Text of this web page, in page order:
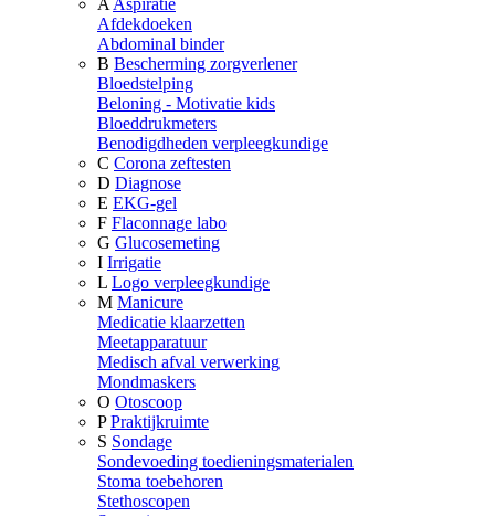
A Aspiratie
Afdekdoeken
Abdominal binder
B Bescherming zorgverlener
Bloedstelping
Beloning - Motivatie kids
Bloeddrukmeters
Benodigdheden verpleegkundige
C Corona zeftesten
D Diagnose
E EKG-gel
F Flaconnage labo
G Glucosemeting
I Irrigatie
L Logo verpleegkundige
M Manicure
Medicatie klaarzetten
Meetapparatuur
Medisch afval verwerking
Mondmaskers
O Otoscoop
P Praktijkruimte
S Sondage
Sondevoeding toedieningsmaterialen
Stoma toebehoren
Stethoscopen